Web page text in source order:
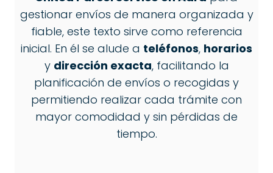
gestionar envíos de manera organizada y
fiable, este texto sirve como referencia
inicial. En él se alude a teléfonos, horarios
y dirección exacta, facilitando la
planificación de envíos o recogidas y
permitiendo realizar cada trámite con
mayor comodidad y sin pérdidas de
tiempo.